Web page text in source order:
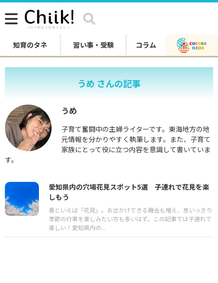
知育のタネ 習い事・受験 コラム
うめ さんの記事
うめ
子育て奮闘中の主婦ライターです。東海地方の地
元情報を分かりやすく執筆します。また、子育て
家族にとって役に立つ内容を意識して書いていま
す。
愛知県内の穴場花見スポット5選 子連れで花見を楽
しもう
春といえば「花見」。お出かけできる機会も増え、思いっきり
季節の行事を楽しみたい方も多いはず。この記事では子連れで
楽しい！愛知県内の...